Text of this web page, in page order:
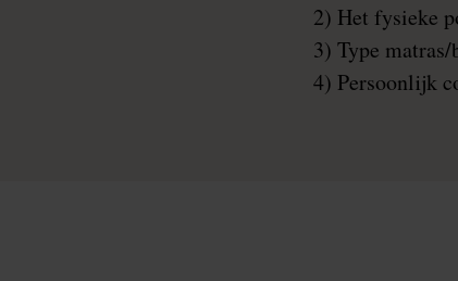
2) Het fysieke
3) Type
4) Persoonlijk